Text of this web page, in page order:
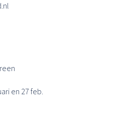
en 27 feb.